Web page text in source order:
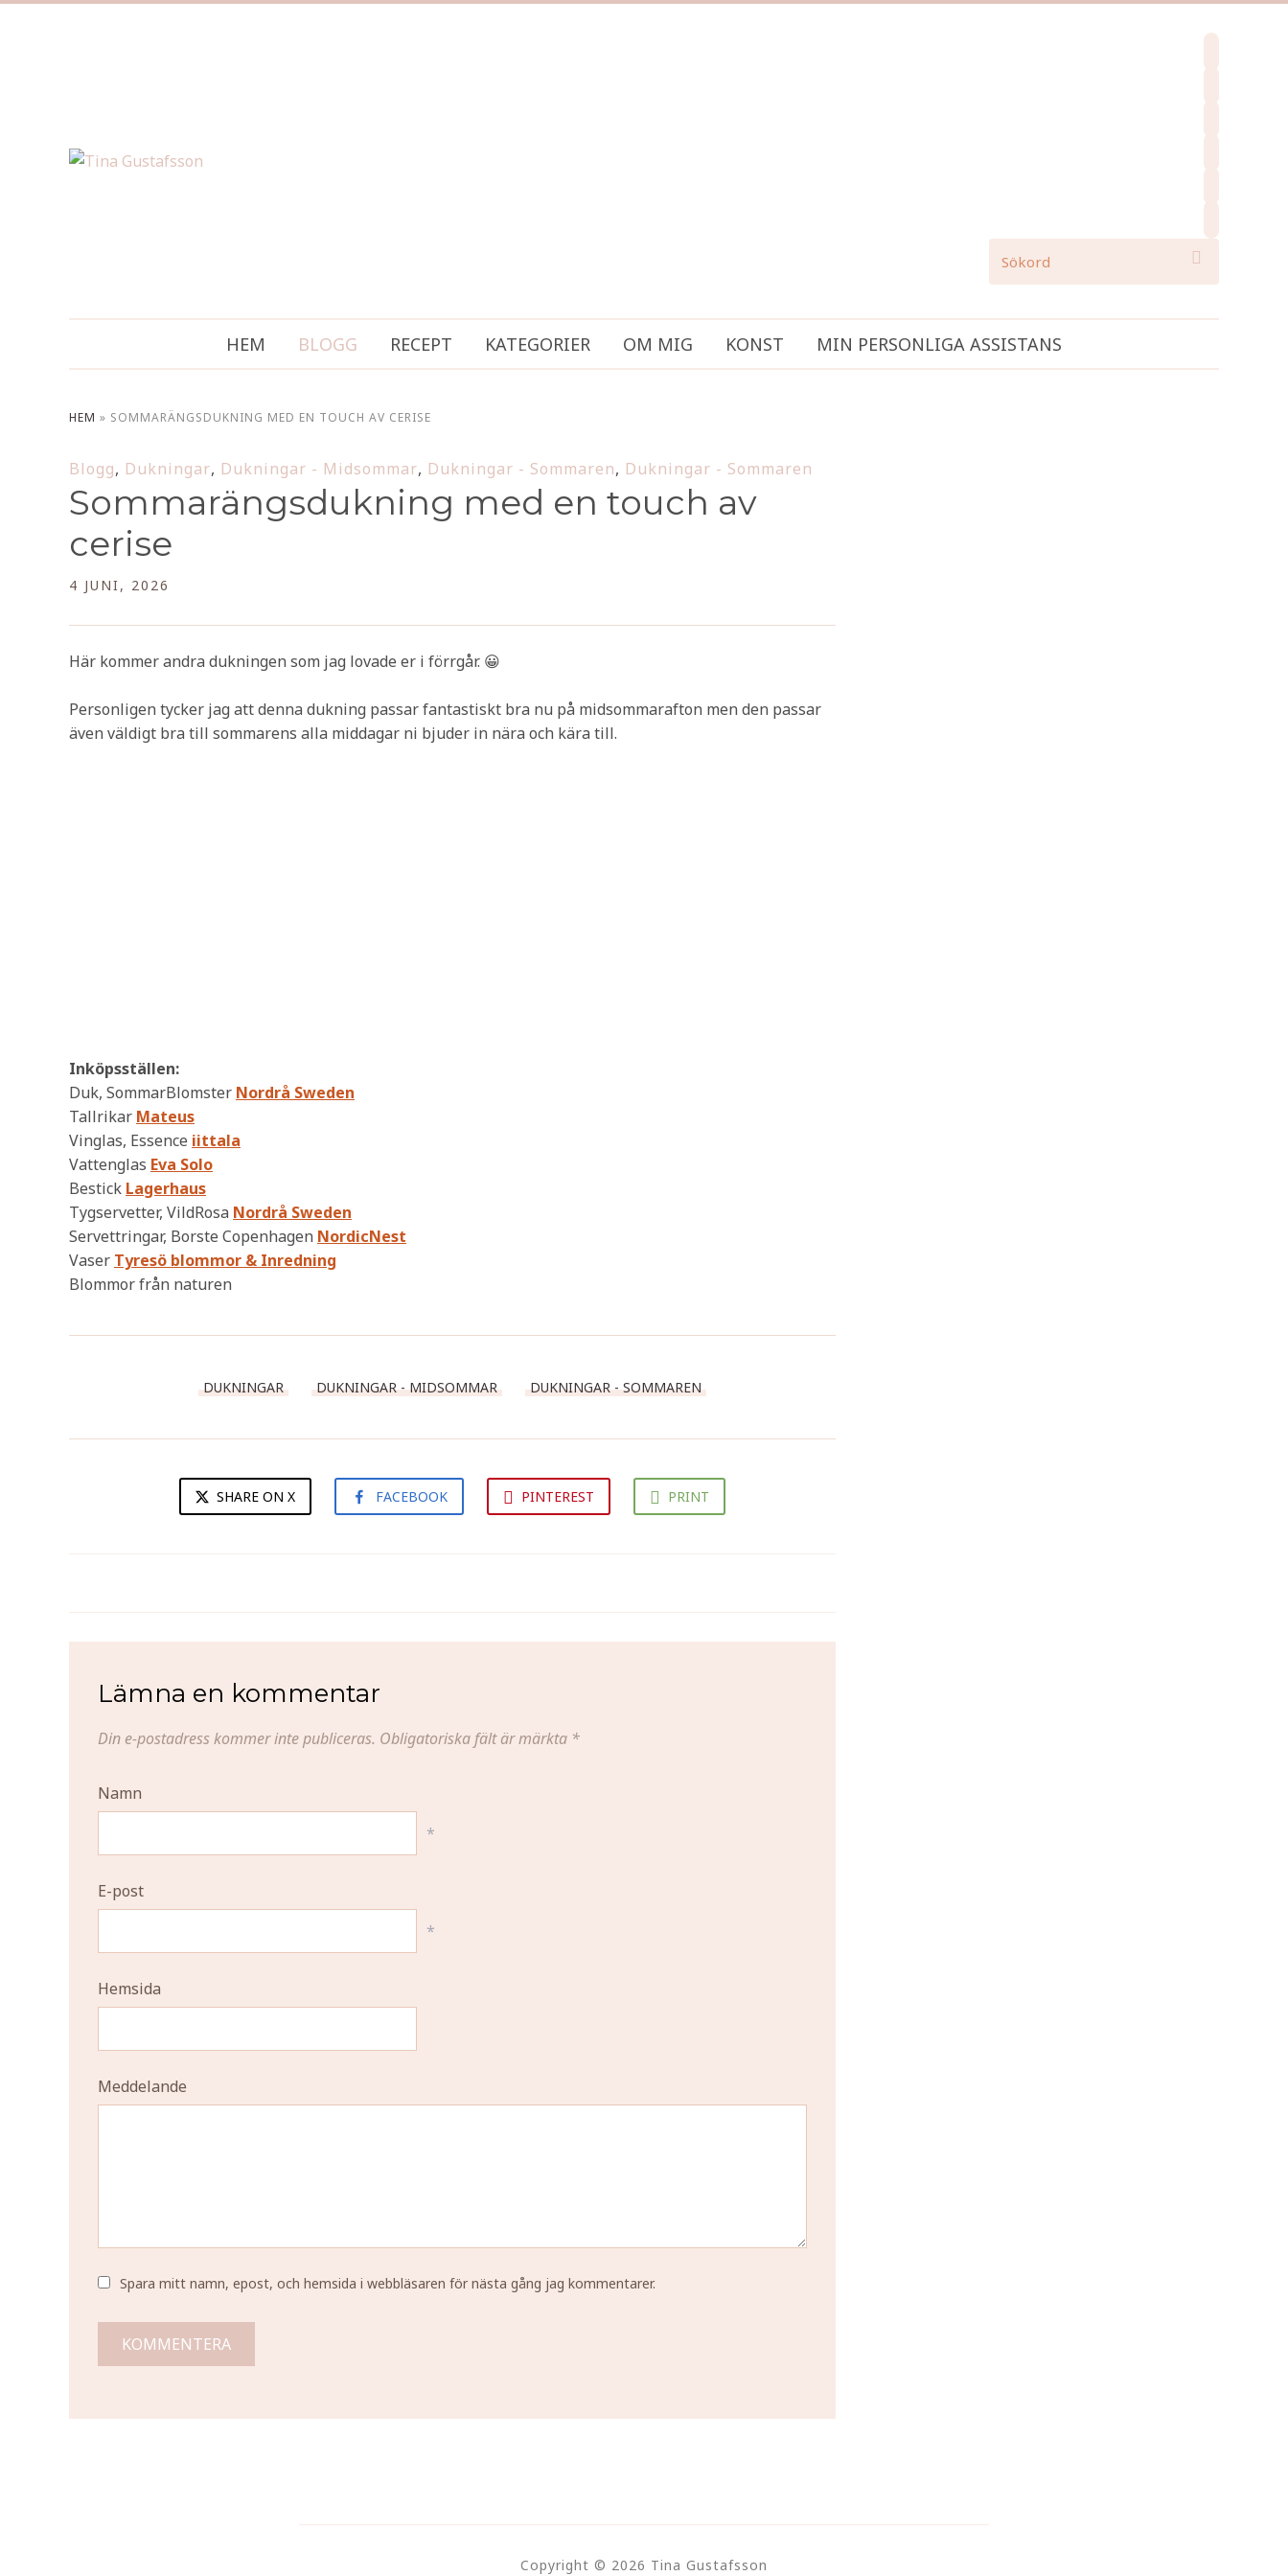

HEM BLOGG RECEPT KATEGORIER OM MIG KONST MIN PERSONLIGA ASSISTANS
HEM » SOMMARÄNGSDUKNING MED EN TOUCH AV CERISE
Blogg, Dukningar, Dukningar - Midsommar, Dukningar - Sommaren, Dukningar - Sommaren
Sommarängsdukning med en touch av
cerise
4 JUNI, 2026
Här kommer andra dukningen som jag lovade er i förrgår. 😀
Personligen tycker jag att denna dukning passar fantastiskt bra nu på midsommarafton men den passar
även väldigt bra till sommarens alla middagar ni bjuder in nära och kära till.
Inköpsställen:
Duk, SommarBlomster Nordrå Sweden
Tallrikar Mateus
Vinglas, Essence iittala
Vattenglas Eva Solo
Bestick Lagerhaus
Tygservetter, VildRosa Nordrå Sweden
Servettringar, Borste Copenhagen NordicNest
Vaser Tyresö blommor & Inredning
Blommor från naturen
DUKNINGAR DUKNINGAR - MIDSOMMAR DUKNINGAR - SOMMAREN
SHARE ON X FACEBOOK PINTEREST PRINT
rosa och grönt - Lunch
Lämna en kommentar
Din e-postadress kommer inte publiceras. Obligatoriska fält är märkta *
Namn
*
E-post
*
Hemsida
Meddelande
Spara mitt namn, epost, och hemsida i webbläsaren för nästa gång jag kommentarer.
Copyright © 2026 Tina Gustafsson